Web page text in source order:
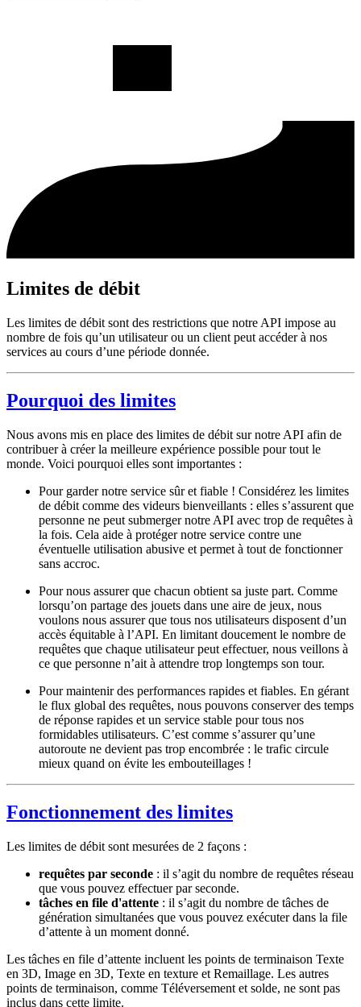
Limites de débit
Les limites de débit sont des restrictions que notre API impose au
nombre de fois qu’un utilisateur ou un client peut accéder à nos
services au cours d’une période donnée.
Pourquoi des limites
Nous avons mis en place des limites de débit sur notre API afin de
contribuer à créer la meilleure expérience possible pour tout le
monde. Voici pourquoi elles sont importantes :
Pour garder notre service sûr et fiable ! Considérez les limites
de débit comme des videurs bienveillants : elles s’assurent que
personne ne peut submerger notre API avec trop de requêtes à
la fois. Cela aide à protéger notre service contre une
éventuelle utilisation abusive et permet à tout de fonctionner
sans accroc.
Pour nous assurer que chacun obtient sa juste part. Comme
lorsqu’on partage des jouets dans une aire de jeux, nous
voulons nous assurer que tous nos utilisateurs disposent d’un
accès équitable à l’API. En limitant doucement le nombre de
requêtes que chaque utilisateur peut effectuer, nous veillons à
ce que personne n’ait à attendre trop longtemps son tour.
Pour maintenir des performances rapides et fiables. En gérant
le flux global des requêtes, nous pouvons conserver des temps
de réponse rapides et un service stable pour tous nos
formidables utilisateurs. C’est comme s’assurer qu’une
autoroute ne devient pas trop encombrée : le trafic circule
mieux quand on évite les embouteillages !
Fonctionnement des limites
Les limites de débit sont mesurées de 2 façons :
requêtes par seconde : il s’agit du nombre de requêtes réseau
que vous pouvez effectuer par seconde.
tâches en file d'attente : il s’agit du nombre de tâches de
génération simultanées que vous pouvez exécuter dans la file
d’attente à un moment donné.
Les tâches en file d’attente incluent les points de terminaison Texte
en 3D, Image en 3D, Texte en texture et Remaillage. Les autres
points de terminaison, comme Téléversement et solde, ne sont pas
inclus dans cette limite.